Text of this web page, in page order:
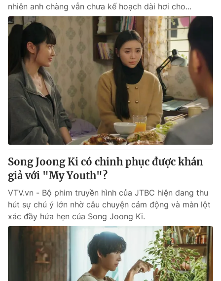
nhiên anh chàng vẫn chưa kế hoạch dài hơi cho...
Song Joong Ki có chinh phục được khán
giả với "My Youth"?
VTV.vn - Bộ phim truyền hình của JTBC hiện đang thu
hút sự chú ý lớn nhờ câu chuyện cảm động và màn lột
xác đầy hứa hẹn của Song Joong Ki.